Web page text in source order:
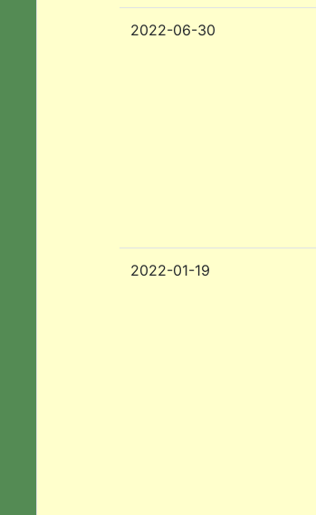
2022-06-30
2022-01-19